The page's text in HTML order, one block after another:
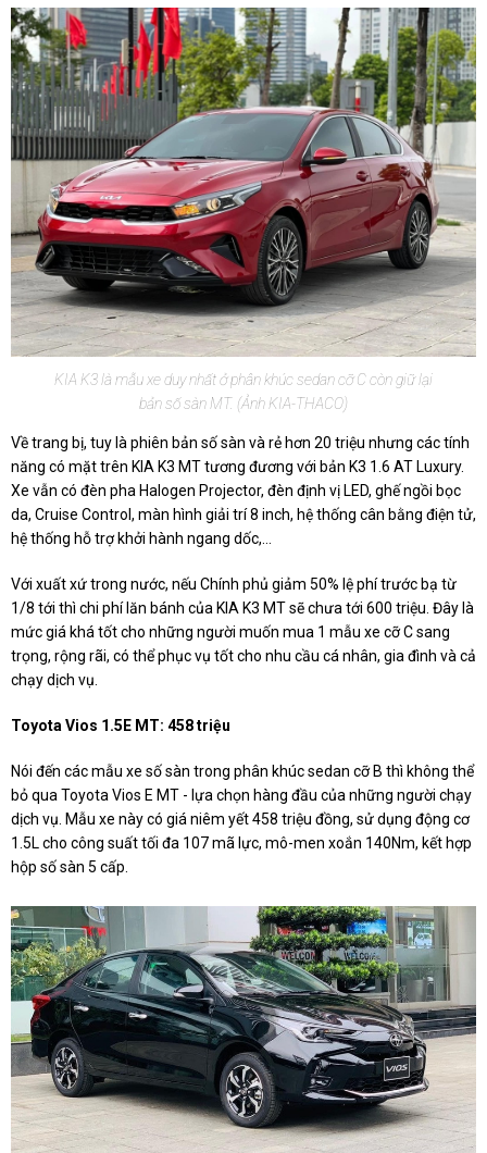
KIA K3 là mẫu xe duy nhất ở phân khúc sedan cỡ C còn giữ lại
bản số sàn MT. (Ảnh KIA-THACO)
Về trang bị, tuy là phiên bản số sàn và rẻ hơn 20 triệu nhưng các tính
năng có mặt trên KIA K3 MT tương đương với bản K3 1.6 AT Luxury.
Xe vẫn có đèn pha Halogen Projector, đèn định vị LED, ghế ngồi bọc
da, Cruise Control, màn hình giải trí 8 inch, hệ thống cân bằng điện tử,
hệ thống hỗ trợ khởi hành ngang dốc,…
Với xuất xứ trong nước, nếu Chính phủ giảm 50% lệ phí trước bạ từ
1/8 tới thì chi phí lăn bánh của KIA K3 MT sẽ chưa tới 600 triệu. Đây là
mức giá khá tốt cho những người muốn mua 1 mẫu xe cỡ C sang
trọng, rộng rãi, có thể phục vụ tốt cho nhu cầu cá nhân, gia đình và cả
chạy dịch vụ.
Toyota Vios 1.5E MT: 458 triệu
Nói đến các mẫu xe số sàn trong phân khúc sedan cỡ B thì không thể
bỏ qua Toyota Vios E MT - lựa chọn hàng đầu của những người chạy
dịch vụ. Mẫu xe này có giá niêm yết 458 triệu đồng, sử dụng động cơ
1.5L cho công suất tối đa 107 mã lực, mô-men xoắn 140Nm, kết hợp
hộp số sàn 5 cấp.